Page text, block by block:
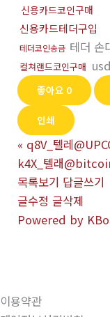
신용카드코인구매
신용카드테더구입
테더코인송금 테더 손
컬쳐랜드코인구매
좋아요 0
인쇄
« q8V_텔레
k4X_텔래
목록보기 답글쓰기
글수정 글삭제
Powered by
이용약관